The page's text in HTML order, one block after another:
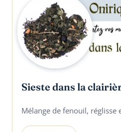
Sieste dans la
Mélange de fenouil, réglisse